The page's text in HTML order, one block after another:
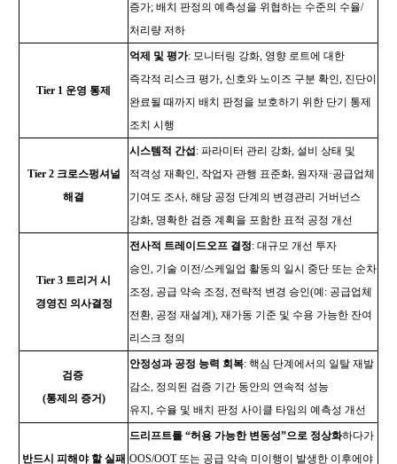
증가; 배치 판정의 예측성을 위협하는 수준의 수율/
처리량 저하
Tier 1 운영 통제
억제 및 평가: 모니터링 강화, 영향 로트에 대한
즉각적 리스크 평가, 신호와 노이즈 구분 확인, 진단이
완료될 때까지 배치 판정을 보호하기 위한 단기 통제
조치 시행
Tier 2 크로스펑셔널
해결
시스템적 간섭 : 파라미터 관리 강화, 설비 상태 및
적격성 재확인, 작업자 관행 표준화, 원자재·공급업체
기여도 조사, 해당 공정 단계의 변경관리 거버넌스
강화, 명확한 검증 계획을 포함한 표적 공정 개선
Tier 3 트리거 시
경영진 의사결정
전사적 트레이드오프 결정: 대규모 개선 투자
승인, 기술 이전/스케일업 활동의 일시 중단 또는 순차
조정, 공급 약속 조정, 전략적 변경 승인(예: 공급업체
전환, 공정 재설계), 재가동 기준 및 수용 가능한 잔여
리스크 정의
검증
(통제의 증거)
안정성과 공정 능력 회복: 핵심 단계에서의 일탈 재발
감소, 정의된 검증 기간 동안의 연속적 성능
유지, 수율 및 배치 판정 사이클 타임의 예측성 개선
반드시 피해야 할 실패
드리프트를 “허용 가능한 변동성”으로 정상화하다가
OOS/OOT 또는 공급 약속 미이행이 발생한 이후에야